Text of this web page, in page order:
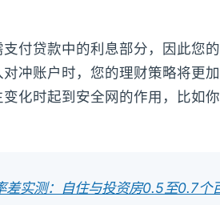
付贷款中的利息部分，因此您
冲账户时，您的理财策略将更
化时起到安全网的作用，比如
实测：自住与投资房0.5至0.7个